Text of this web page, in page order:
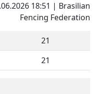
18:51 | Brasilian
Fencing Federation
21
21